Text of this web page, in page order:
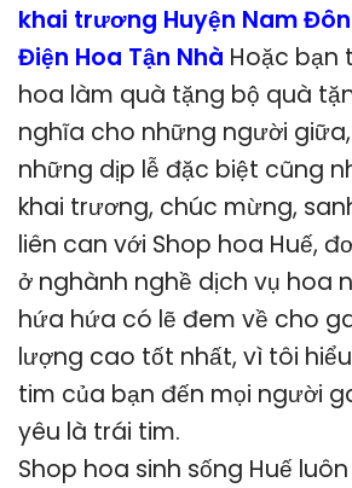
khai trương Huyện Nam
Điện Hoa Tận Nhà Hoặc bạn
hoa làm quà tặng bộ quà
nghĩa cho những người
những dịp lễ đặc biệt cũng
khai trương, chúc mừng,
liên can với Shop hoa Huế,
ở nghành nghề dịch vụ hoa
hứa hứa có lẽ đem về cho
lượng cao tốt nhất, vì tôi
tim của bạn đến mọi người
yêu là trái tim.
Shop hoa sinh sống Huế